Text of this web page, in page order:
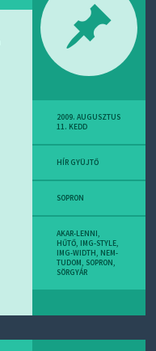
2009. AUGUSZTUS
11. KEDD
HÍR GYÜJTŐ
SOPRON
AKAR-LENNI,
HŰTŐ, IMG-STYLE,
IMG-WIDTH, NEM-
TUDOM, SOPRON,
SÖRGYÁR